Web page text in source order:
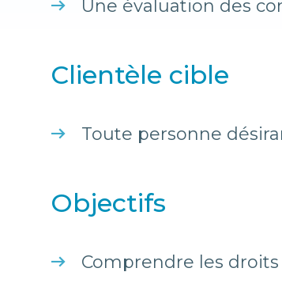
Une évaluation des
Clientèle cible
Toute personne
Objectifs
Comprendre les